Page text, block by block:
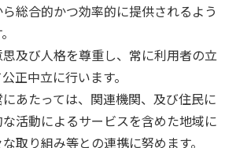
総合的かつ効率的に提供されるよう
及び人格を尊重し、常に利用者の立
正中立に行います。
あたっては、関連機関、及び住民に
活動によるサービスを含めた地域に
取り組み等との連携に努めます。